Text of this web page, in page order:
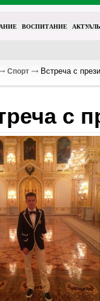
ВОСПИТАНИЕ
Спорт Встреча с
с